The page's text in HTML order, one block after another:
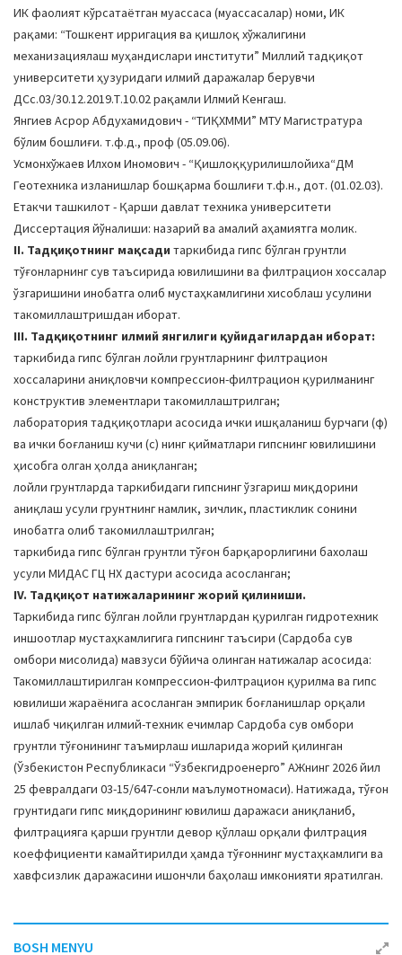
ИК фаолият кўрсатаётган муассаса (муассасалар) номи, ИК
рақами: “Тошкент ирригация ва қишлоқ хўжалигини
механизациялаш муҳандислари институти” Миллий тадқиқот
университети ҳузуридаги илмий даражалар берувчи
ДСc.03/30.12.2019.Т.10.02 рақамли Илмий Кенгаш.
Янгиев Асрор Абдухамидович - “ТИҚХММИ” МТУ Магистратура
бўлим бошлиғи. т.ф.д., проф (05.09.06).
Усмонхўжаев Илхом Иномович - “Қишлоққурилишлойиха“ДМ
Геотехника изланишлар бошқарма бошлиғи т.ф.н., дот. (01.02.03).
Етакчи ташкилот - Қарши давлат техника университети
Диссертация йўналиши: назарий ва амалий аҳамиятга молик.
II. Тадқиқотнинг мақсади таркибида гипс бўлган грунтли
тўғонларнинг сув таъсирида ювилишини ва филтрацион хоссалар
ўзгаришини инобатга олиб мустаҳкамлигини хисоблаш усулини
такомиллаштришдан иборат.
III. Тадқиқотнинг илмий янгилиги қуйидагилардан иборат:
таркибида гипс бўлган лойли грунтларнинг филтрацион
хоссаларини аниқловчи компрессион-филтрацион қурилманинг
конструктив элементлари такомиллаштрилган;
лаборатория тадқиқотлари асосида ички ишқаланиш бурчаги (φ)
ва ички боғланиш кучи (c) нинг қийматлари гипснинг ювилишини
ҳисобга олган ҳолда аниқланган;
лойли грунтларда таркибидаги гипснинг ўзгариш миқдорини
аниқлаш усули грунтнинг намлик, зичлик, пластиклик сонини
инобатга олиб такомиллаштрилган;
таркибида гипс бўлган грунтли тўғон барқарорлигини бахолаш
усули МИДАС ГЦ НХ дастури асосида асосланган;
IV. Тадқиқот натижаларининг жорий қилиниши.
Таркибида гипс бўлган лойли грунтлардан қурилган гидротехник
иншоотлар мустаҳкамлигига гипснинг таъсири (Сардоба сув
омбори мисолида) мавзуси бўйича олинган натижалар асосида:
Такомиллаштирилган компрессион-филтрацион қурилма ва гипс
ювилиши жараёнига асосланган эмпирик боғланишлар орқали
ишлаб чиқилган илмий-техник ечимлар Сардоба сув омбори
грунтли тўғонининг таъмирлаш ишларида жорий қилинган
(Ўзбекистон Республикаси “Ўзбекгидроенерго” АЖнинг 2026 йил
25 февралдаги 03-15/647-сонли маълумотномаси). Натижада, тўғон
грунтидаги гипс миқдорининг ювилиш даражаси аниқланиб,
филтрацияга қарши грунтли девор қўллаш орқали филтрация
коеффициенти камайтирилди ҳамда тўғоннинг мустаҳкамлиги ва
хавфсизлик даражасини ишончли баҳолаш имконияти яратилган.
BOSH MENYU